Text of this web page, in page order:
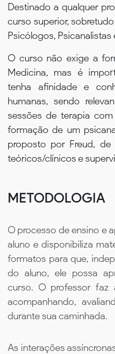
Destinado a qualquer
curso superior,
Psicólogos,
O curso não exige a
Medicina, mas é
tenha afinidade e
humanas, sendo
sessões de terapia
formação de um
proposto por Freud, de
teóricos/clínicos e
METODOLOGIA
O processo de ensino e
aluno e disponibiliza
formatos para que,
do aluno, ele possa
curso. O professor faz
acompanhando,
durante sua caminhada.
As interações